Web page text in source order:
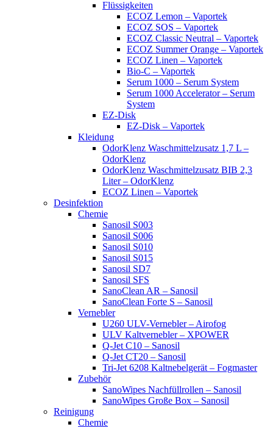
Flüssigkeiten
ECOZ Lemon – Vaportek
ECOZ SOS – Vaportek
ECOZ Classic Neutral – Vaportek
ECOZ Summer Orange – Vaportek
ECOZ Linen – Vaportek
Bio-C – Vaportek
Serum 1000 – Serum System
Serum 1000 Accelerator – Serum
System
EZ-Disk
EZ-Disk – Vaportek
Kleidung
OdorKlenz Waschmittelzusatz 1,7 L –
OdorKlenz
OdorKlenz Waschmittelzusatz BIB 2,3
Liter – OdorKlenz
ECOZ Linen – Vaportek
Desinfektion
Chemie
Sanosil S003
Sanosil S006
Sanosil S010
Sanosil S015
Sanosil SD7
Sanosil SFS
SanoClean AR – Sanosil
SanoClean Forte S – Sanosil
Vernebler
U260 ULV-Vernebler – Airofog
ULV Kaltvernebler – XPOWER
Q-Jet C10 – Sanosil
Q-Jet CT20 – Sanosil
Tri-Jet 6208 Kaltnebelgerät – Fogmaster
Zubehör
SanoWipes Nachfüllrollen – Sanosil
SanoWipes Große Box – Sanosil
Reinigung
Chemie